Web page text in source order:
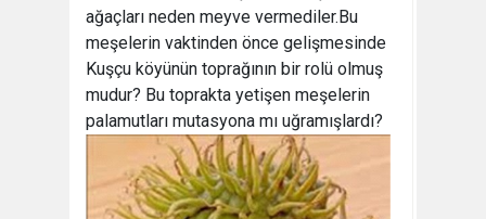
ağaçları neden meyve vermediler.Bu
meşelerin vaktinden önce gelişmesinde
Kuşçu köyünün toprağının bir rolü olmuş
mudur? Bu toprakta yetişen meşelerin
palamutları mutasyona mı uğramışlardı?